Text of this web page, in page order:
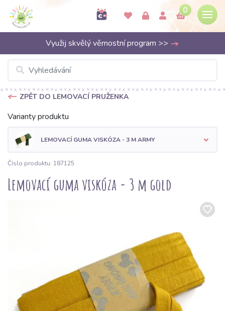
0
Využij skvělý věrnostní program >>
ZPĚT DO LEMOVACÍ PRUŽENKA
Varianty produktu
LEMOVACÍ GUMA VISKÓZA - 3 M ARMY
Číslo produktu: 187125
Lemovací guma viskóza - 3 m gold